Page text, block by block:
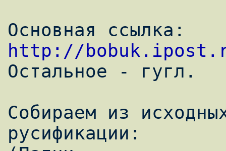
http://
Остальное - гугл.
Собираем из
русификации: